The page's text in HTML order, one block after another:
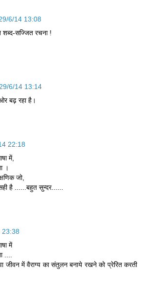
6/14 13:08
शब्द-सज्जित रचना !
29/6/14 13:14
बढ़ रहा है।
22:18
में,
।
जो,
है ......बहुत सुन्दर......
23:38
में
....
जीवन में वैराग्य का संतुलन बनाये रखने को प्रेरित करती